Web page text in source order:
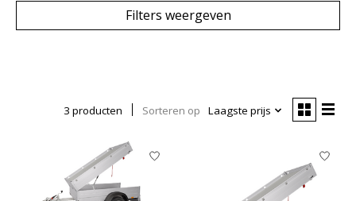
Filters weergeven
3 producten Sorteren op Laagste prijs